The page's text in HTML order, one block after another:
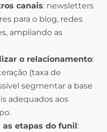
canais: newsletters
para o blog, redes
ampliando as
o relacionamento:
(taxa de
segmentar a base
adequados aos
etapas do funil: